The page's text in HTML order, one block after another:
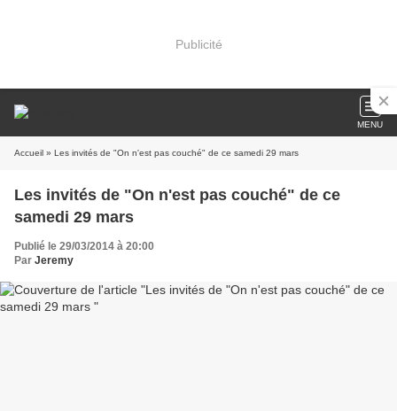
Publicité
MENU
Accueil » Les invités de "On n'est pas couché" de ce samedi 29 mars
Les invités de "On n'est pas couché" de ce
samedi 29 mars
Publié le 29/03/2014 à 20:00
Par Jeremy